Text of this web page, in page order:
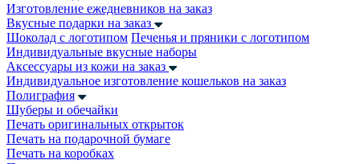
Изготовление ежедневников на заказ
Вкусные подарки на заказ
Шоколад с логотипом Печенья и пряники с логотипом
Индивидуальные вкусные наборы
Аксессуары из кожи на заказ
Индивидуальное изготовление кошельков на заказ
Полиграфия
Шуберы и обечайки
Печать оригинальных открыток
Печать на подарочной бумаге
Печать на коробках